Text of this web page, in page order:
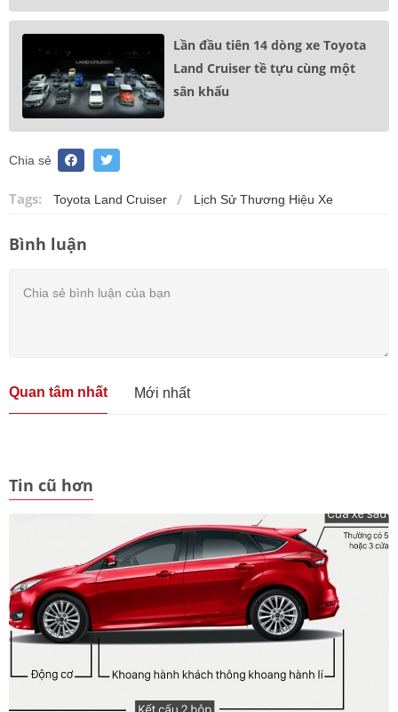
Lần đầu tiên 14 dòng xe Toyota
Land Cruiser tề tựu cùng một
sân khấu
Chia sẻ
Tags: Toyota Land Cruiser Lịch Sử Thương Hiệu Xe
Bình luận
Quan tâm nhất Mới nhất
Tin cũ hơn